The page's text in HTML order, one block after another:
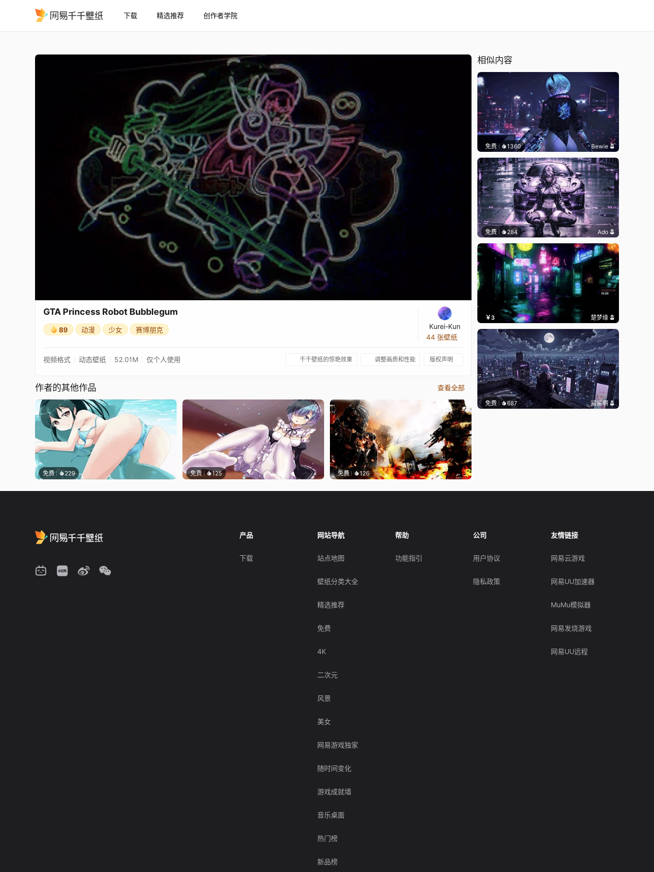
下载 精选推荐 创作者学院
GTA Princess Robot Bubblegum
89 动漫 少女 赛博朋克
Kurei-Kun
44 张壁纸
视频格式 动态壁纸 52.01M 仅个人使用 千千壁纸的惊艳效果 调整画质和性能 版权声明
作者的其他作品 查看全部
免费 229 免费 125 免费 126
相似内容
免费 1360 Bewie
免费 284 Ado
￥3 楚梦缘
免费 687 鲨鲨啊
产品
下载
网站导航
站点地图
壁纸分类大全
精选推荐
免费
4K
二次元
风景
美女
网易游戏独家
随时间变化
游戏成就墙
音乐桌面
热门榜
新品榜
帮助
功能指引
公司
用户协议
隐私政策
友情链接
网易云游戏
网易UU加速器
MuMu模拟器
网易发烧游戏
网易UU远程